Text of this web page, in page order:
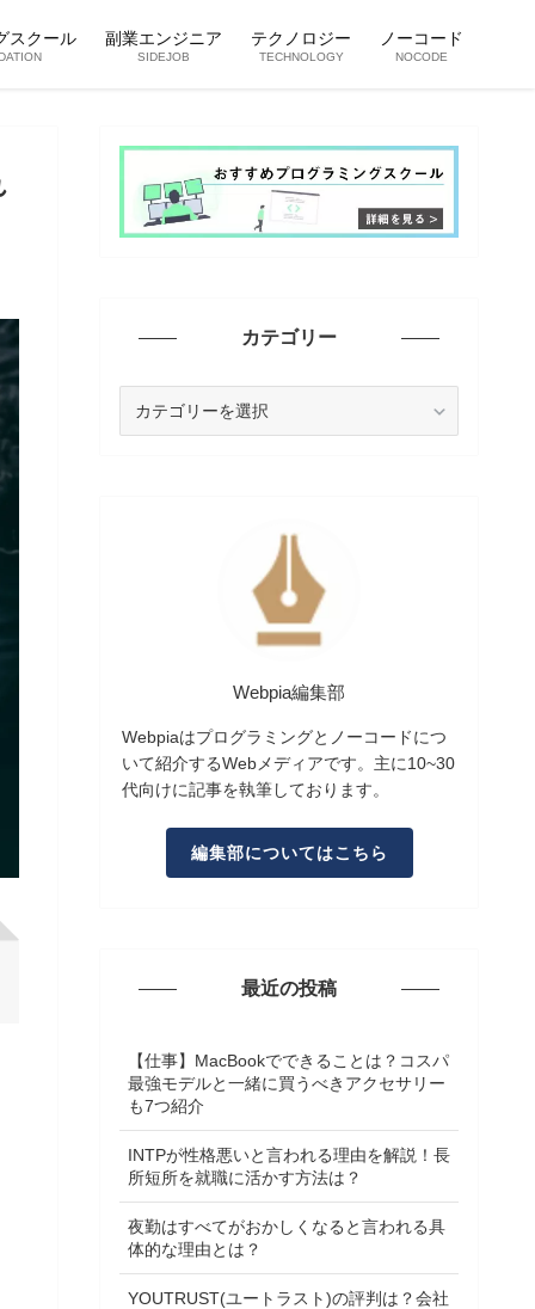
スクール 副業エンジニア
SIDEJOB
テクノロジー
TECHNOLOGY
ノーコード
NOCODE
カテゴリー
Webpia編集部
Webpiaはプログラミングとノーコードにつ
いて紹介するWebメディアです。主に10~30
代向けに記事を執筆しております。
編集部についてはこちら
最近の投稿
【仕事】MacBookでできることは？コスパ
最強モデルと一緒に買うべきアクセサリー
も7つ紹介
INTPが性格悪いと言われる理由を解説！長
所短所を就職に活かす方法は？
夜勤はすべてがおかしくなると言われる具
体的な理由とは？
YOUTRUST(ユートラスト)の評判は？会社